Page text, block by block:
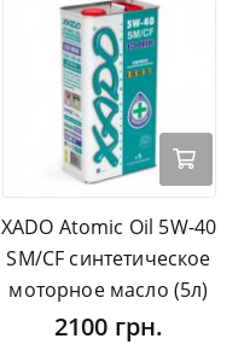
XADO Atomic Oil 5W-40
SM/CF синтетическое
моторное масло (5л)
2100 грн.